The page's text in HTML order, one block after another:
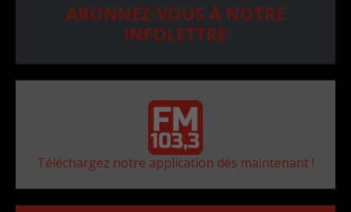
ABONNEZ-VOUS À NOTRE
INFOLETTRE
Téléchargez notre application dès maintenant !